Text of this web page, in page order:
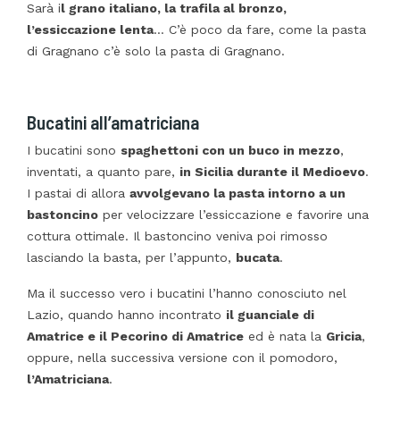
Sarà il grano italiano, la trafila al bronzo,
l’essiccazione lenta… C’è poco da fare, come la pasta
di Gragnano c’è solo la pasta di Gragnano.
Bucatini all’amatriciana
I bucatini sono spaghettoni con un buco in mezzo,
inventati, a quanto pare, in Sicilia durante il Medioevo.
I pastai di allora avvolgevano la pasta intorno a un
bastoncino per velocizzare l’essiccazione e favorire una
cottura ottimale. Il bastoncino veniva poi rimosso
lasciando la basta, per l’appunto, bucata.
Ma il successo vero i bucatini l’hanno conosciuto nel
Lazio, quando hanno incontrato il guanciale di
Amatrice e il Pecorino di Amatrice ed è nata la Gricia,
oppure, nella successiva versione con il pomodoro,
l’Amatriciana.